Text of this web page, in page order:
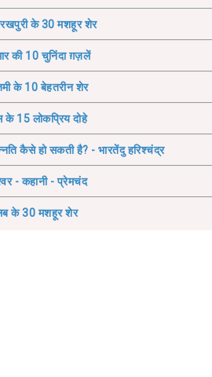
के 30 मशहूर शेर
की 10 चुनिंदा ग़ज़लें
के 10 बेहतरीन शेर
के 15 लोकप्रिय दोहे
कैसे हो सकती है? - भारतेंदु हरिश्चंद्र
- कहानी - प्रेमचंद
के 30 मशहूर शेर